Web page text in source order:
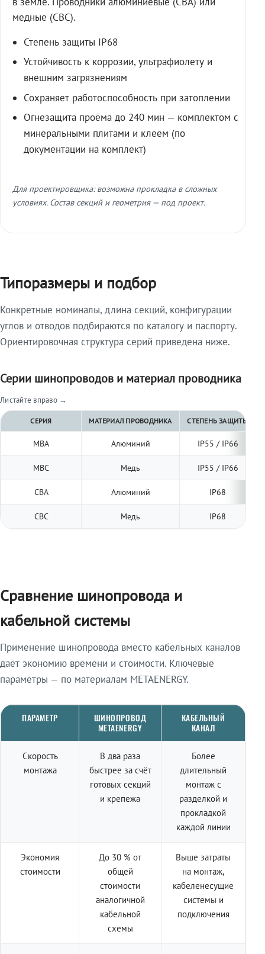
медные (СВС).
Степень защиты IP68
Устойчивость к коррозии, ультрафиолету и
внешним загрязнениям
Сохраняет работоспособность при затоплении
Огнезащита проёма до 240 мин — комплектом с
минеральными плитами и клеем (по
документации на комплект)
Для проектировщика: возможна прокладка в сложных
условиях. Состав секций и геометрия — под проект.
Типоразмеры и подбор
Конкретные номиналы, длина секций, конфигурации
углов и отводов подбираются по каталогу и паспорту.
Ориентировочная структура серий приведена ниже.
Серии шинопроводов и материал проводника
Листайте вправо →
СЕРИЯ МАТЕРИАЛ ПРОВОДНИКА СТЕПЕНЬ ЗАЩИТЫ
МВА Алюминий IP55 / IP66
МВС Медь IP55 / IP66
СВА Алюминий IP68
СВС Медь IP68
Сравнение шинопровода и
кабельной системы
Применение шинопровода вместо кабельных каналов
даёт экономию времени и стоимости. Ключевые
параметры — по материалам METAENERGY.
ПАРАМЕТР
ШИНОПРОВОД
METAENERGY
КАБЕЛЬНЫЙ
КАНАЛ
Скорость
монтажа
В два раза
быстрее за счёт
готовых секций
и крепежа
Более
длительный
монтаж с
разделкой и
прокладкой
каждой линии
Экономия
стоимости
До 30 % от
общей
стоимости
аналогичной
кабельной
схемы
Выше затраты
на монтаж,
кабеленесущие
системы и
подключения